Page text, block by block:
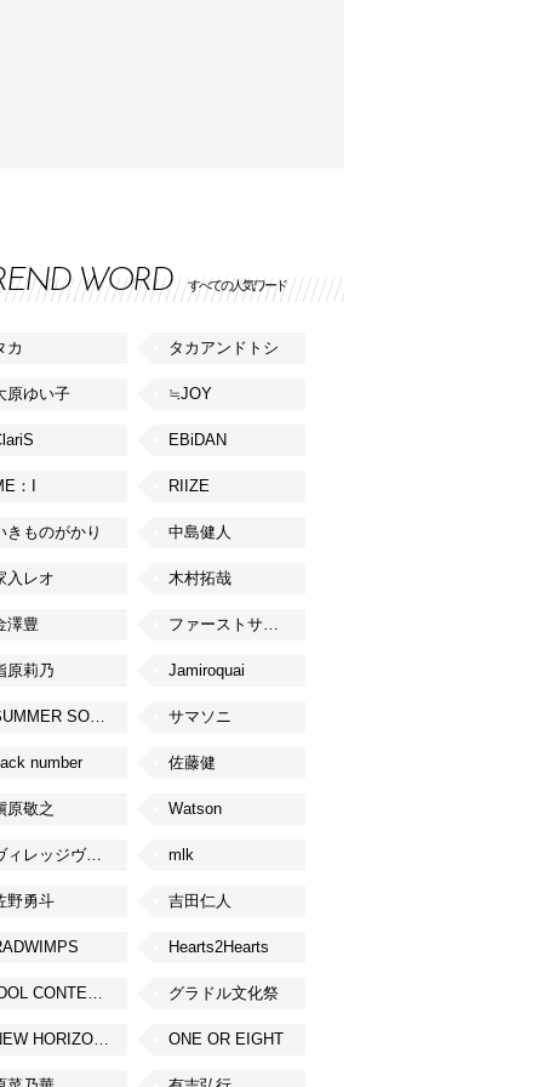
WORD すべての人気ワード
カ タカアンドトシ
原ゆい子 ≒JOY
EBiDAN
：I RIIZE
きものがかり 中島健人
入レオ 木村拓哉
澤豊 ファーストサマーウイカ
原莉乃 Jamiroquai
SUMMER SONIC サマソニ
number 佐藤健
原敬之 Watson
ヴィレッジヴァンガード mlk
野勇斗 吉田仁人
Hearts2Hearts
IDOL CONTENT EXPO グラドル文化祭
NEW HORIZON FEST ONE OR EIGHT